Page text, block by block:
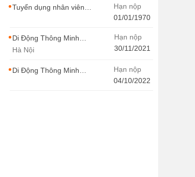
Tuyển dụng nhân viên
Hạn nộp
01/01/1970
Di Động Thông Minh
Tuyển Dụng
CONTENT WIRITER
Hà Nội
Hạn nộp
30/11/2021
Di Động Thông Minh
Hạn nộp
04/10/2022